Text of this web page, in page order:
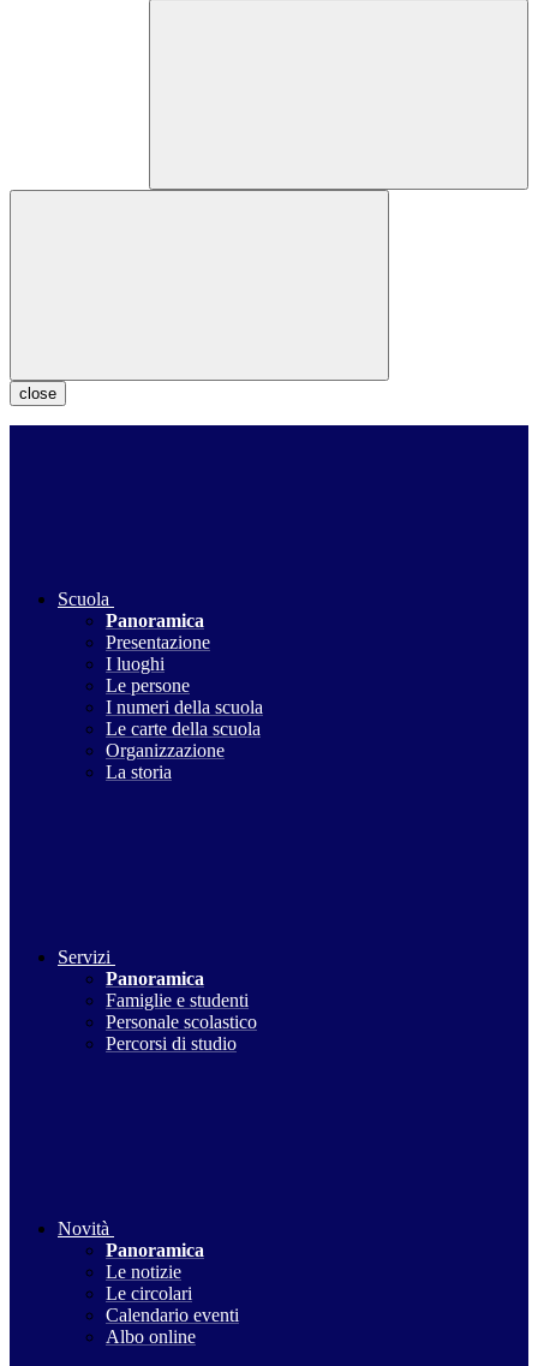
close
Scuola
Panoramica
Presentazione
I luoghi
Le persone
I numeri della scuola
Le carte della scuola
Organizzazione
La storia
Servizi
Panoramica
Famiglie e studenti
Personale scolastico
Percorsi di studio
Novità
Panoramica
Le notizie
Le circolari
Calendario eventi
Albo online